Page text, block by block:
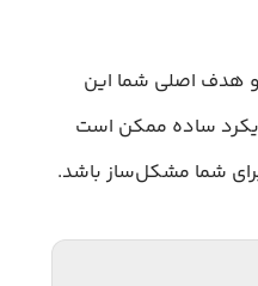
هدف اصلی شما این
ساده ممکن است